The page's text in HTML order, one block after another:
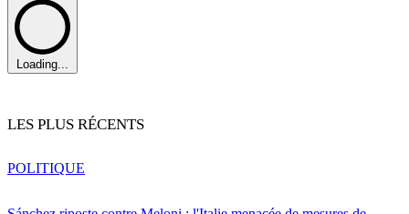
Loading...
LES PLUS RÉCENTS
POLITIQUE